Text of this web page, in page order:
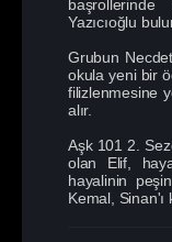
Yazıcıoğlu
Grubun
okula yeni bir
filizlenmesine
alır.
Aşk 101 2.
olan Elif,
hayalinin
Kemal, Sinan'ı